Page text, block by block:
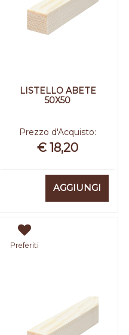
LISTELLO ABETE
50X50
Prezzo d'Acquisto:
€ 18,20
AGGIUNGI
Preferiti